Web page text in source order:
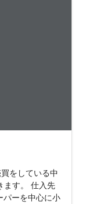
をしている中
ます。 仕入先
パーを中心に小